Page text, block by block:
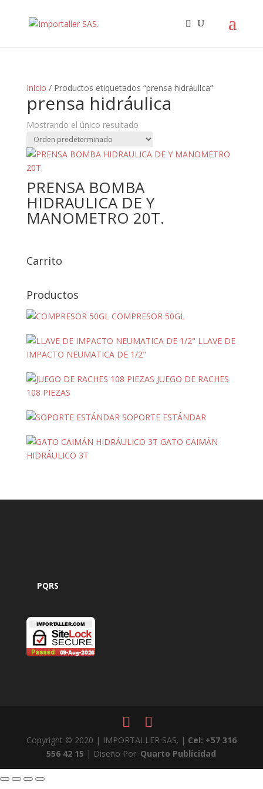
Inicio / Productos etiquetados “prensa hidráulica”
prensa hidráulica
Mostrando el único resultado
PRENSA BOMBA
HIDRAULICA DE Y
MANOMETRO 20T.
Carrito
Productos
COMPRESOR 50GL
LLAVE DE
IMPACTO NEUMATICA DE 1/2"
JUEGO DE RACHES
108 PIEZAS
SOPORTE ESTÁNDAR
GATO CAIMÁN
HIDRÁULICO 3T
PQRS
Copyright © 2020 | IMPORTALLER SAS. | Cel: +57 316
556 42 15 | Diseño Por: Quarto Publicidad